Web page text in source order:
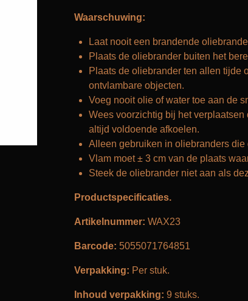
Waarschuwing:
Laat nooit een brandende
Plaats de oliebrander buiten het
Plaats de oliebrander ten allen tijde
ontvlambare objecten.
Voeg nooit olie of water toe aan de
Wees voorzichtig bij het
altijd voldoende afkoelen.
Alleen gebruiken in oliebranders
Vlam moet ± 3 cm van de plaats
Steek de oliebrander niet aan als
Productspecificaties.
Artikelnummer: WAX23
Barcode: 5055071764851
Verpakking: Per stuk.
Inhoud verpakking: 9 stuks.